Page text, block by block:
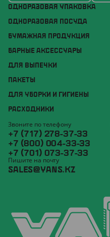
ОДНОРАЗОВАЯ УПАКОВКА
ОДНОРАЗОВАЯ ПОСУДА
БУМАЖНАЯ ПРОДУКЦИЯ
БАРНЫЕ АКСЕССУАРЫ
ДЛЯ ВЫПЕЧКИ
ПАКЕТЫ
ДЛЯ УБОРКИ И ГИГИЕНЫ
РАСХОДНИКИ
Звоните по телефону
+7 (717) 278-37-33
+7 (800) 004-33-33
+7 (701) 073-37-33
Пишите на почту
SALES@YANS.KZ